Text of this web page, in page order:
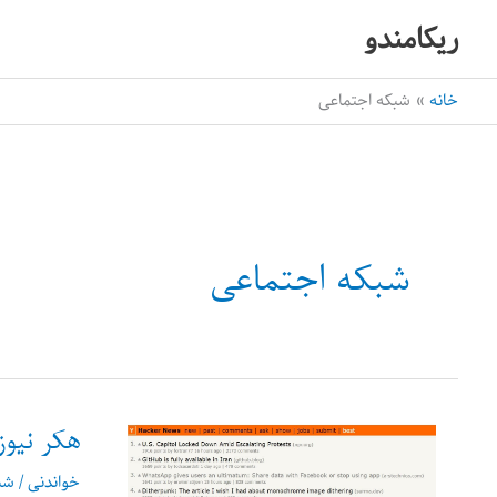
محتوا
ریکامندو
خانه شبکه اجتماعی
شبکه اجتماعی
هکر
خواندنی/